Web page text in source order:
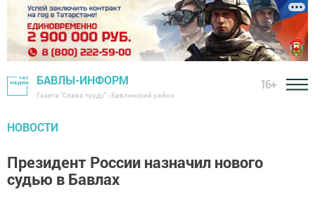
БАВЛЫ-ИНФОРМ
Газета "Слава труду" - Бавлинский район
16+
НОВОСТИ
Президент России назначил нового
судью в Бавлах